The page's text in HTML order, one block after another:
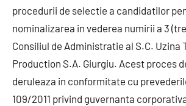
procedurii de selectie a candidatilor
nominalizarea in vederea numirii a 3
Consiliul de Administratie al S.C.
Production S.A. Giurgiu. Acest proces
deruleaza in conformitate cu
109/2011 privind guvernanta